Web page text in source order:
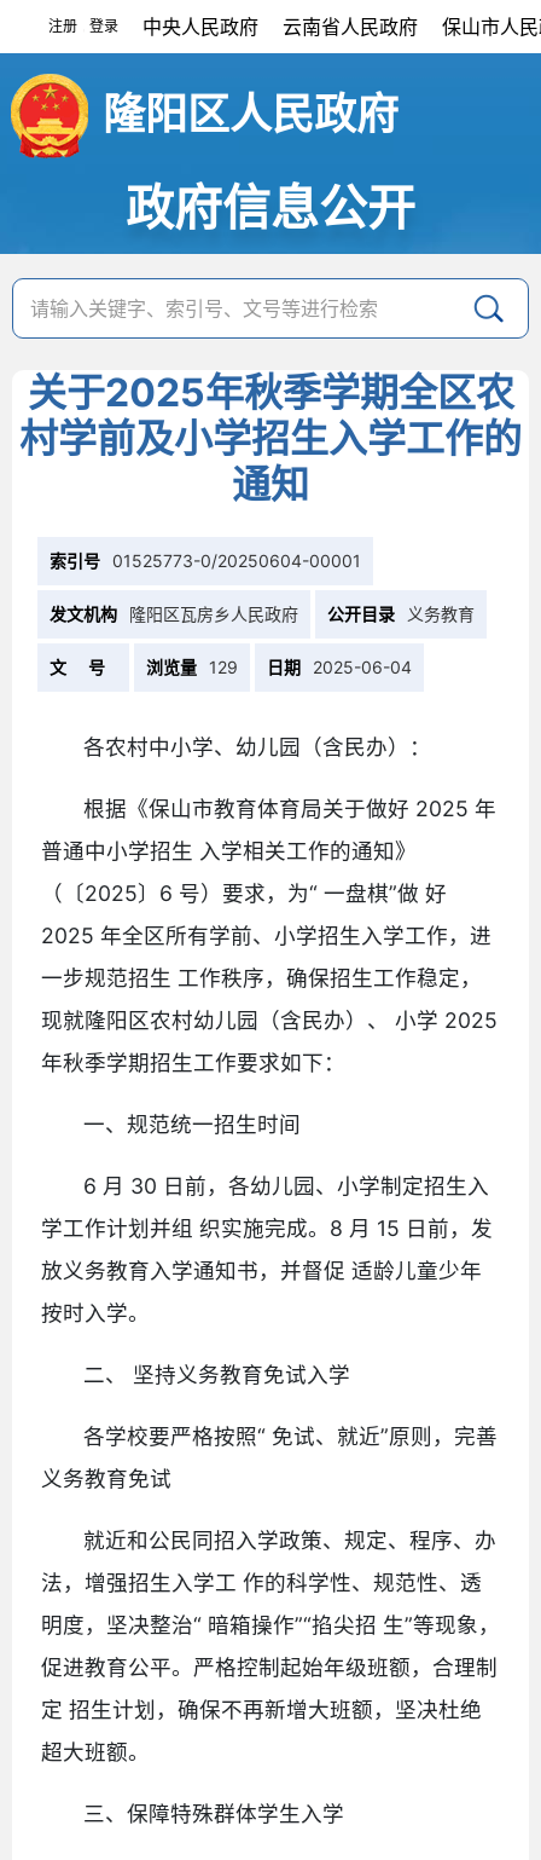
注册 登录 中央人民政府 云南省人民政府 保山市人
隆阳区人民政府
政府信息公开
关于2025年秋季学期全区农
村学前及小学招生入学工作的
通知
索引号 01525773-0/20250604-00001
发文机构 隆阳区瓦房乡人民政府 公开目录 义务教育
文 号 浏览量 129 日期 2025-06-04
各农村中小学、幼儿园（含民办）：
根据《保山市教育体育局关于做好 2025 年
普通中小学招生 入学相关工作的通知》
（〔2025〕6 号）要求，为“ 一盘棋”做 好
2025 年全区所有学前、小学招生入学工作，进
一步规范招生 工作秩序，确保招生工作稳定，
现就隆阳区农村幼儿园（含民办）、 小学 2025
年秋季学期招生工作要求如下：
一、规范统一招生时间
6 月 30 日前，各幼儿园、小学制定招生入
学工作计划并组 织实施完成。8 月 15 日前，发
放义务教育入学通知书，并督促 适龄儿童少年
按时入学。
二、 坚持义务教育免试入学
各学校要严格按照“ 免试、就近”原则，完善
义务教育免试
就近和公民同招入学政策、规定、程序、办
法，增强招生入学工 作的科学性、规范性、透
明度，坚决整治“ 暗箱操作”“掐尖招 生”等现象，
促进教育公平。严格控制起始年级班额，合理制
定 招生计划，确保不再新增大班额，坚决杜绝
超大班额。
三、保障特殊群体学生入学